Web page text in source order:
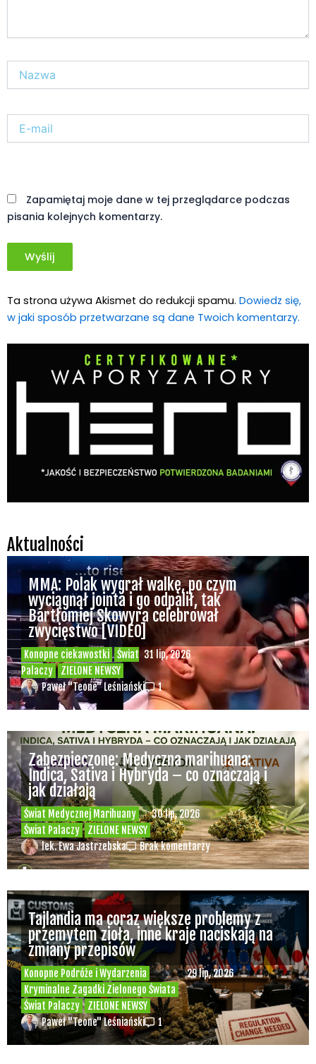
Nazwa*
mail*
Zapamiętaj moje dane w tej przeglądarce podczas
pisania kolejnych komentarzy.
Ta strona używa Akismet do redukcji spamu. Dowiedz się,
w jaki sposób przetwarzane są dane Twoich komentarzy.
Aktualności
Konopne ciekawostki
Świat
Palaczy
ZIELONE NEWSY
31 lip, 2026
MMA: Polak wygrał walkę, po czym
wyciągnął jointa i go odpalił, tak
Bartłomiej Skowyra celebrował
zwycięstwo [VIDEO]
Paweł "Teone" Leśniański 1
Świat Medycznej Marihuany
Świat Palaczy
ZIELONE NEWSY
30 lip, 2026
Zabezpieczone: Medyczna marihuana:
Indica, Sativa i Hybryda – co oznaczają i
jak działają
lek. Ewa Jastrzebska Brak komentarzy
Konopne Podróże i Wydarzenia
Kryminalne Zagadki Zielonego Świata
Świat Palaczy
ZIELONE NEWSY
29 lip, 2026
Tajlandia ma coraz większe problemy z
przemytem zioła, inne kraje naciskają na
zmiany przepisów
Paweł "Teone" Leśniański 1